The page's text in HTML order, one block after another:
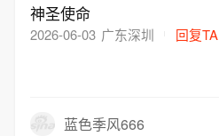
神圣使命
2026-06-03 广东深圳 回复TA
蓝色季风666